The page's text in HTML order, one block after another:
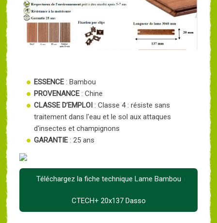
ESSENCE : Bambou
PROVENANCE : Chine
CLASSE D’EMPLOI : Classe 4 : résiste sans
traitement dans l'eau et le sol aux attaques
d'insectes et champignons
GARANTIE : 25 ans
Téléchargez la fiche technique Lame Bambou
CTECH+ 20x137 Dasso